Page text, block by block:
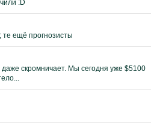
:D
те ещё прогнозисты
скромничает. Мы сегодня уже $5100